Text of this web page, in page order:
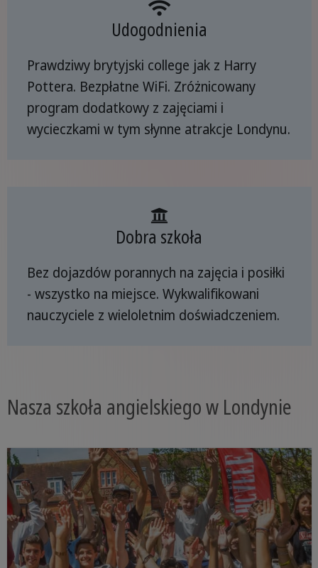
Udogodnienia
Prawdziwy brytyjski college jak z Harry
Pottera. Bezpłatne WiFi. Zróżnicowany
program dodatkowy z zajęciami i
wycieczkami w tym słynne atrakcje Londynu.
Dobra szkoła
Bez dojazdów porannych na zajęcia i posiłki
- wszystko na miejsce. Wykwalifikowani
nauczyciele z wieloletnim doświadczeniem.
Nasza szkoła angielskiego w Londynie